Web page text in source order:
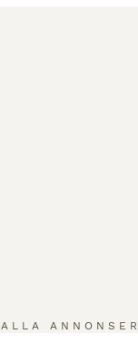
ALLA ANNONSER